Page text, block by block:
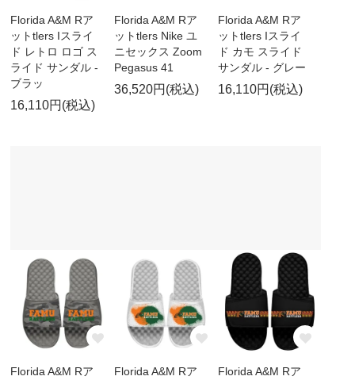
Florida A&M Rア
ットtlers Iスライ
ド レトロ ロゴ ス
ライド サンダル -
ブラッ
16,110円(税込)
Florida A&M Rア
ットtlers Nike ユ
ニセックス Zoom
Pegasus 41
36,520円(税込)
Florida A&M Rア
ットtlers Iスライ
ド カモ スライド
サンダル - グレー
16,110円(税込)
Florida A&M Rア
Florida A&M Rア
Florida A&M Rア